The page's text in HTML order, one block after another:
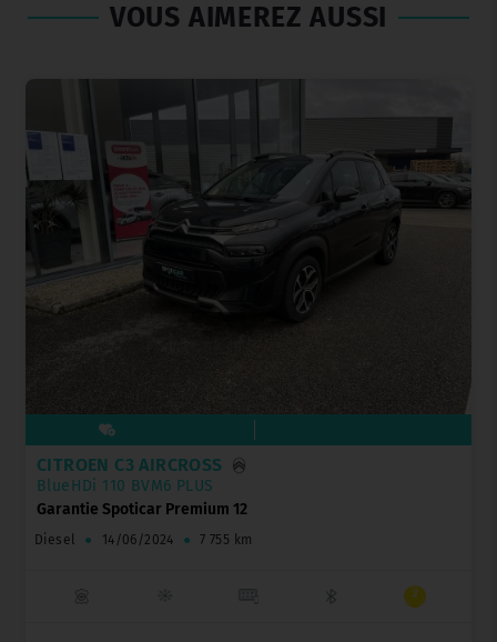
VOUS AIMEREZ AUSSI
CITROËN C3 AIRCROSS
BlueHDi 110 BVM6 PLUS
Garantie Spoticar Premium 12
Diesel ● 14/06/2024 ● 7 755 km